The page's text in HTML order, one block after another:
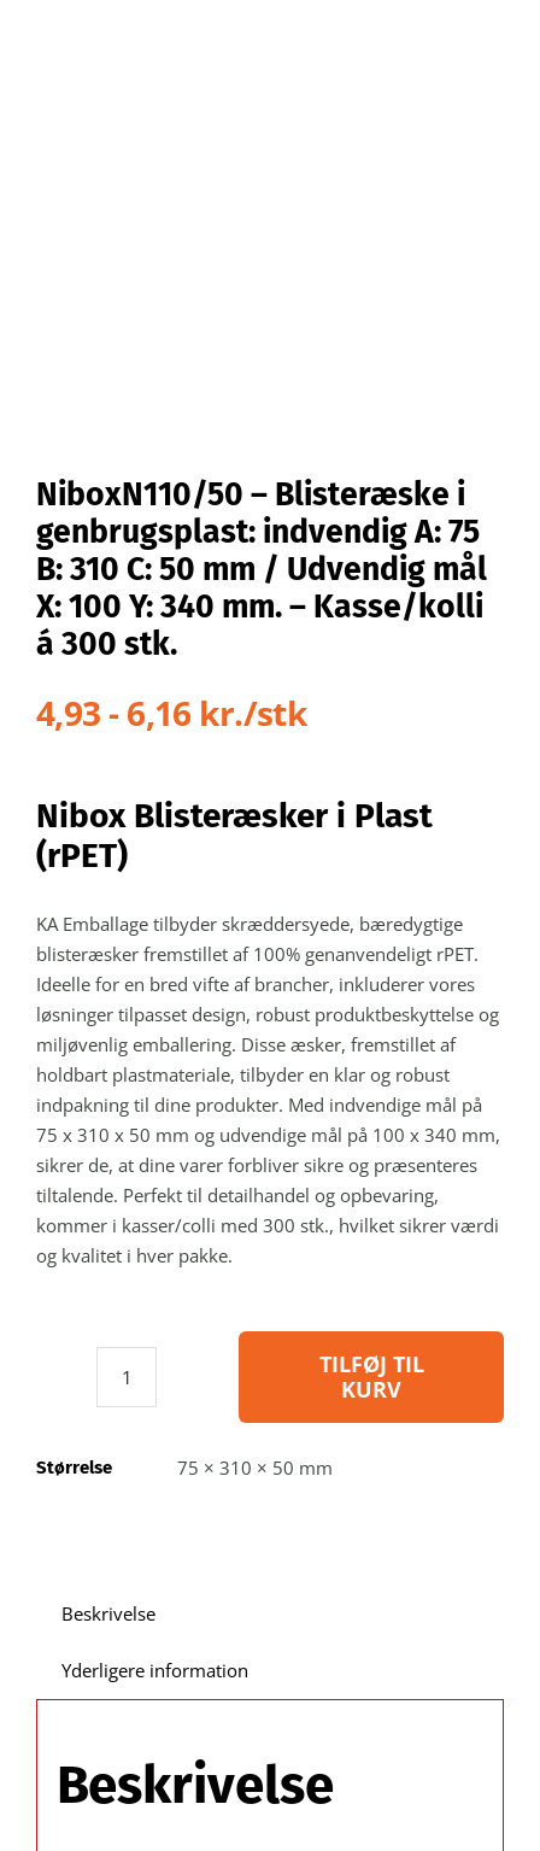
NiboxN110/50 – Blisteræske i
genbrugsplast: indvendig A: 75
B: 310 C: 50 mm / Udvendig mål
X: 100 Y: 340 mm. – Kasse/kolli
á 300 stk.
4,93 - 6,16 kr./stk
Nibox Blisteræsker i Plast
(rPET)
KA Emballage tilbyder skræddersyede, bæredygtige
blisteræsker fremstillet af 100% genanvendeligt rPET.
Ideelle for en bred vifte af brancher, inkluderer vores
løsninger tilpasset design, robust produktbeskyttelse og
miljøvenlig emballering. Disse æsker, fremstillet af
holdbart plastmateriale, tilbyder en klar og robust
indpakning til dine produkter. Med indvendige mål på
75 x 310 x 50 mm og udvendige mål på 100 x 340 mm,
sikrer de, at dine varer forbliver sikre og præsenteres
tiltalende. Perfekt til detailhandel og opbevaring,
kommer i kasser/colli med 300 stk., hvilket sikrer værdi
og kvalitet i hver pakke.
NiboxN110/50
75
310
Udvendig
mål
TILFØJ TIL
KURV
Størrelse 75 × 310 × 50 mm
Beskrivelse
Yderligere information
Beskrivelse